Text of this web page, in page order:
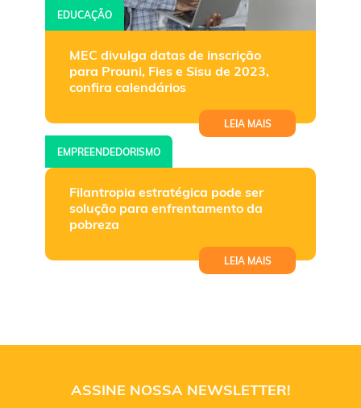
EDUCAÇÃO
MEC divulga datas de inscrição
para Prouni, Fies e Sisu de 2023,
confira calendários
LEIA MAIS
EMPREENDEDORISMO
Filantropia estratégica pode ser
solução para enfrentamento da
pobreza
LEIA MAIS
ASSINE NOSSA NEWSLETTER!